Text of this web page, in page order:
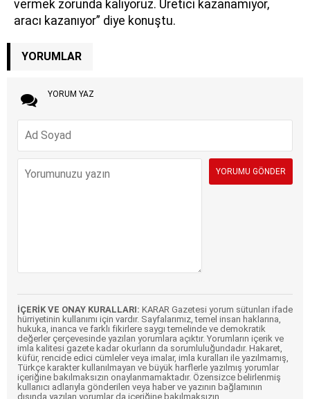
vermek zorunda kalıyoruz. Üretici kazanamıyor,
aracı kazanıyor” diye konuştu.
YORUMLAR
YORUM YAZ
İÇERİK VE ONAY KURALLARI: KARAR Gazetesi yorum sütunları ifade
hürriyetinin kullanımı için vardır. Sayfalarımız, temel insan haklarına,
hukuka, inanca ve farklı fikirlere saygı temelinde ve demokratik
değerler çerçevesinde yazılan yorumlara açıktır. Yorumların içerik ve
imla kalitesi gazete kadar okurların da sorumluluğundadır. Hakaret,
küfür, rencide edici cümleler veya imalar, imla kuralları ile yazılmamış,
Türkçe karakter kullanılmayan ve büyük harflerle yazılmış yorumlar
içeriğine bakılmaksızın onaylanmamaktadır. Özensizce belirlenmiş
kullanıcı adlarıyla gönderilen veya haber ve yazının bağlamının
dışında yazılan yorumlar da içeriğine bakılmaksızın